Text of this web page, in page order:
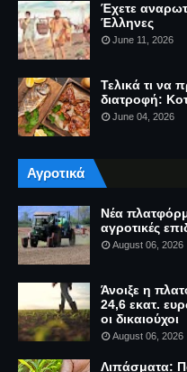
Έχετε
Έλληνες
June 11, 2026
Τελικά τι να
διατροφή:
June 04, 2026
Αγροτικά
Νέα
αγροτικές
August 06, 2026
Άνοιξε η
24,6 εκατ.
οι δικαιούχοι
August 06, 2026
Λιπάσματα: